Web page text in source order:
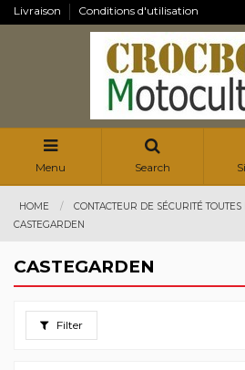
Livraison Conditions d'utilisation
Menu Search
HOME
CONTACTEUR DE SÉCURITÉ
CASTEGARDEN
CASTEGARDEN
Filter